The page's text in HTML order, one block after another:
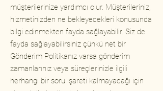
müşterilerinize yardımcı olur. Müşterileriniz,
hizmetinizden ne bekleyecekleri konusunda
bilgi edinmekten fayda sağlayabilir. Siz de
fayda sağlayabilirsiniz çünkü net bir
Gönderim Politikanız varsa gönderim
zamanlarınız veya süreçlerinizle ilgili
herhangi bir soru işareti kalmayacağı için